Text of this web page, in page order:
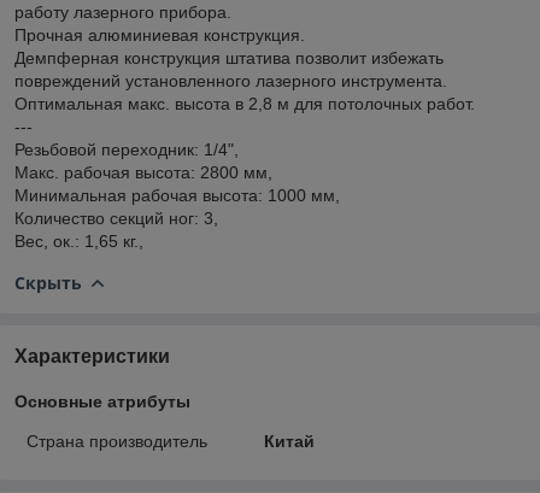
работу лазерного прибора.
Прочная алюминиевая конструкция.
Демпферная конструкция штатива позволит избежать
повреждений установленного лазерного инструмента.
Оптимальная макс. высота в 2,8 м для потолочных работ.
---
Резьбовой переходник: 1/4",
Макс. рабочая высота: 2800 мм,
Минимальная рабочая высота: 1000 мм,
Количество секций ног: 3,
Вес, ок.: 1,65 кг.,
Скрыть
Характеристики
Основные атрибуты
Страна производитель Китай